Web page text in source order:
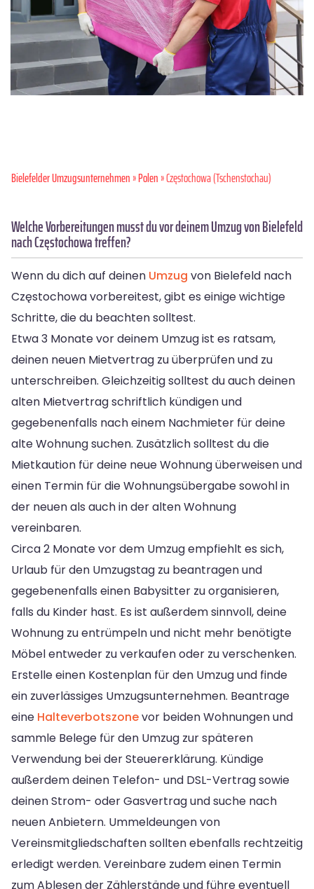
Bielefelder Umzugsunternehmen»Polen» Częstochowa (Tschenstochau)
Welche Vorbereitungen musst du vor deinem Umzug von Bielefeld
nach Częstochowa treffen?
Wenn du dich auf deinen Umzug von Bielefeld nach
Częstochowa vorbereitest, gibt es einige wichtige
Schritte, die du beachten solltest.
Etwa 3 Monate vor deinem Umzug ist es ratsam,
deinen neuen Mietvertrag zu überprüfen und zu
unterschreiben. Gleichzeitig solltest du auch deinen
alten Mietvertrag schriftlich kündigen und
gegebenenfalls nach einem Nachmieter für deine
alte Wohnung suchen. Zusätzlich solltest du die
Mietkaution für deine neue Wohnung überweisen und
einen Termin für die Wohnungsübergabe sowohl in
der neuen als auch in der alten Wohnung
vereinbaren.
Circa 2 Monate vor dem Umzug empfiehlt es sich,
Urlaub für den Umzugstag zu beantragen und
gegebenenfalls einen Babysitter zu organisieren,
falls du Kinder hast. Es ist außerdem sinnvoll, deine
Wohnung zu entrümpeln und nicht mehr benötigte
Möbel entweder zu verkaufen oder zu verschenken.
Erstelle einen Kostenplan für den Umzug und finde
ein zuverlässiges Umzugsunternehmen. Beantrage
eine Halteverbotszonevor beiden Wohnungen und
sammle Belege für den Umzug zur späteren
Verwendung bei der Steuererklärung. Kündige
außerdem deinen Telefon- und DSL-Vertrag sowie
deinen Strom- oder Gasvertrag und suche nach
neuen Anbietern. Ummeldeungen von
Vereinsmitgliedschaften sollten ebenfalls rechtzeitig
erledigt werden. Vereinbare zudem einen Termin
zum Ablesen der Zählerstände und führe eventuell